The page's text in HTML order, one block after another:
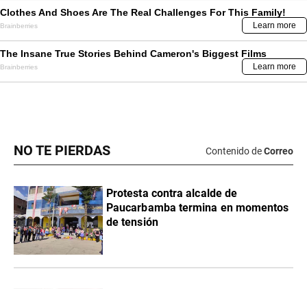
NO TE PIERDAS Contenido deCorreo
Protesta contra alcalde de
Paucarbamba termina en momentos
de tensión